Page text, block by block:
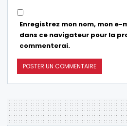
Enregistrez mon nom, mon e-
dans ce navigateur pour la
commenterai.